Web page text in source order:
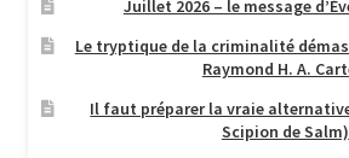
Juillet 2026 – le message
Le tryptique de la criminalité
Raymond H. A.
Il faut préparer la vraie
Scipion de Salm)